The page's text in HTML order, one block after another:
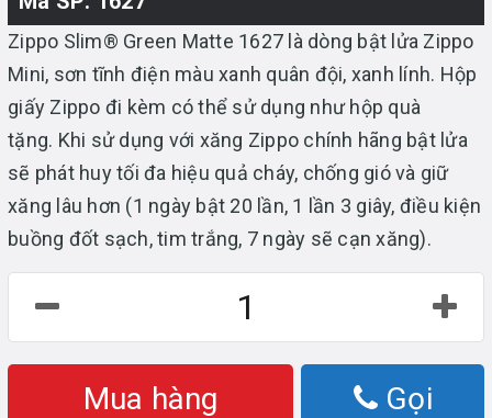
Zippo Slim® Green Matte 1627 là dòng bật lửa Zippo
Mini, sơn tĩnh điện màu xanh quân đội, xanh lính. Hộp
giấy Zippo đi kèm có thể sử dụng như hộp quà
tặng. Khi sử dụng với xăng Zippo chính hãng bật lửa
sẽ phát huy tối đa hiệu quả cháy, chống gió và giữ
xăng lâu hơn (1 ngày bật 20 lần, 1 lần 3 giây, điều kiện
buồng đốt sạch, tim trắng, 7 ngày sẽ cạn xăng).
Mua hàng Gọi